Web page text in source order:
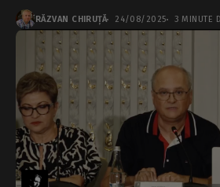
RĂZVAN CHIRUȚĂ 24/08/2025 3 MINUTE